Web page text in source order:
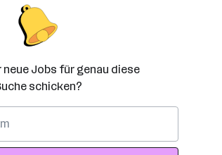
neue Jobs für genau diese
schicken?